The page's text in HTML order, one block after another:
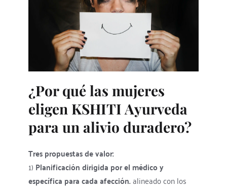
¿Por qué las mujeres
eligen KSHITI Ayurveda
para un alivio duradero?
Tres propuestas de valor:
1) Planificación dirigida por el médico y
específica para cada afección. alineado con los